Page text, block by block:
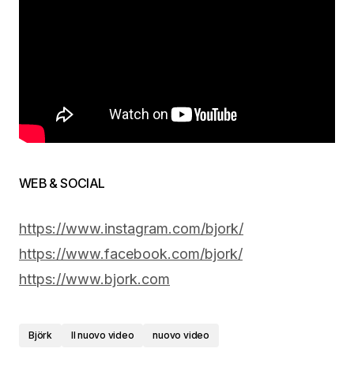
WEB & SOCIAL
https://www.instagram.com/bjork/
https://www.facebook.com/bjork/
https://www.bjork.com
Björk Il nuovo video nuovo video